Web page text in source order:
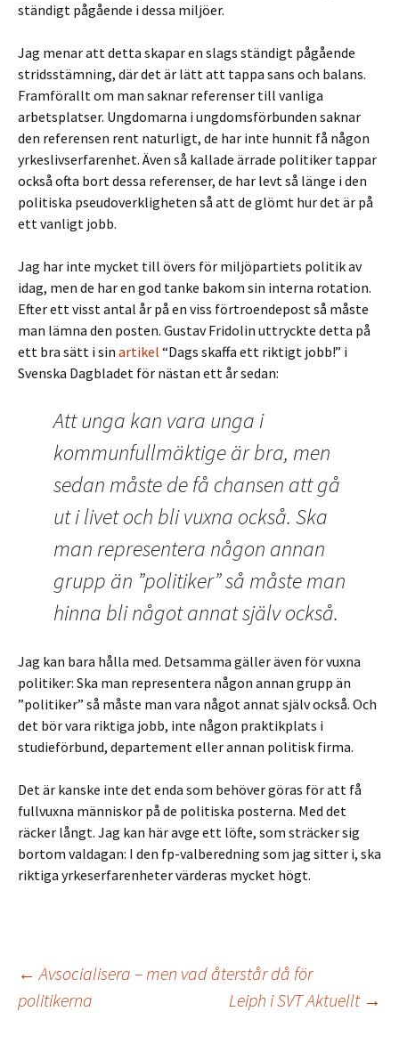
ständigt pågående i dessa miljöer.
Jag menar att detta skapar en slags ständigt pågående
stridsstämning, där det är lätt att tappa sans och balans.
Framförallt om man saknar referenser till vanliga
arbetsplatser. Ungdomarna i ungdomsförbunden saknar
den referensen rent naturligt, de har inte hunnit få någon
yrkeslivserfarenhet. Även så kallade ärrade politiker tappar
också ofta bort dessa referenser, de har levt så länge i den
politiska pseudoverkligheten så att de glömt hur det är på
ett vanligt jobb.
Jag har inte mycket till övers för miljöpartiets politik av
idag, men de har en god tanke bakom sin interna rotation.
Efter ett visst antal år på en viss förtroendepost så måste
man lämna den posten. Gustav Fridolin uttryckte detta på
ett bra sätt i sin artikel “Dags skaffa ett riktigt jobb!” i
Svenska Dagbladet för nästan ett år sedan:
Att unga kan vara unga i
kommunfullmäktige är bra, men
sedan måste de få chansen att gå
ut i livet och bli vuxna också. Ska
man representera någon annan
grupp än ”politiker” så måste man
hinna bli något annat själv också.
Jag kan bara hålla med. Detsamma gäller även för vuxna
politiker: Ska man representera någon annan grupp än
”politiker” så måste man vara något annat själv också. Och
det bör vara riktiga jobb, inte någon praktikplats i
studieförbund, departement eller annan politisk firma.
Det är kanske inte det enda som behöver göras för att få
fullvuxna människor på de politiska posterna. Med det
räcker långt. Jag kan här avge ett löfte, som sträcker sig
bortom valdagan: I den fp-valberedning som jag sitter i, ska
riktiga yrkeserfarenheter värderas mycket högt.
Inläggsnavigering
← Avsocialisera – men vad återstår då för
politikerna
Leiph i SVT Aktuellt →